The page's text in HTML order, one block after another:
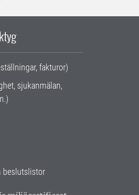
fakturor)
sjukanmälan,
beslutslistor